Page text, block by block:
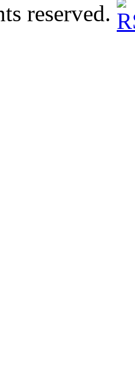
reserved.